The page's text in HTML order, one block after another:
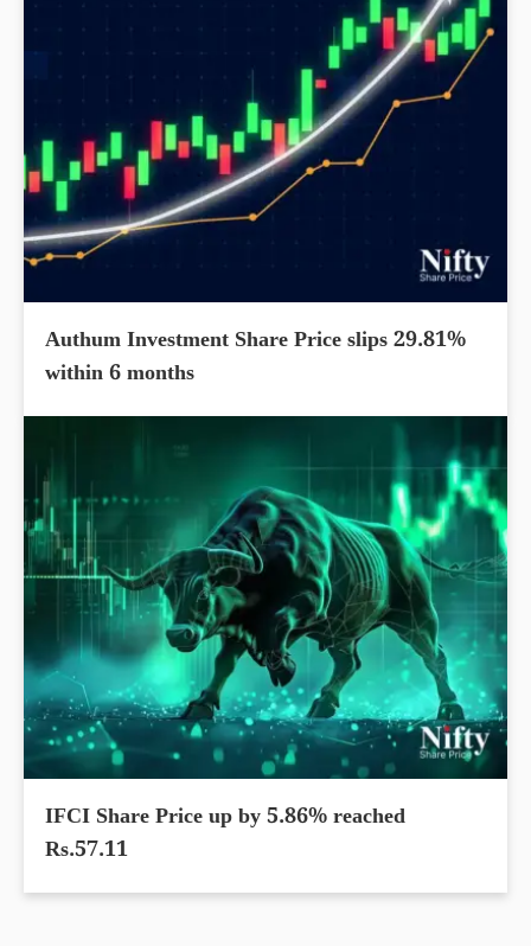
Authum Investment Share Price slips 29.81%
within 6 months
IFCI Share Price up by 5.86% reached
Rs.57.11